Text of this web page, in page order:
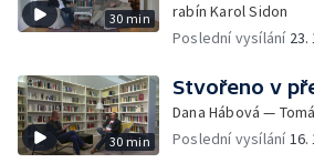
30 min
rabín Karol Sidon
Poslední vysílání 23.
30 min
Stvořeno v
Dana Hábová —
Poslední vysílání16.